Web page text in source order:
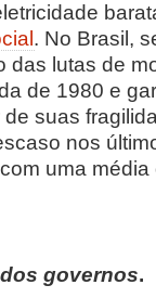
. No Brasil,
das lutas de
de 1980 e
suas
nos
uma
governos.